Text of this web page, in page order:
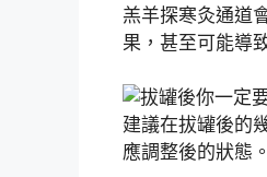
羔羊探寒灸通道
果，甚至可能導
建議在拔罐後的
應調整後的狀態